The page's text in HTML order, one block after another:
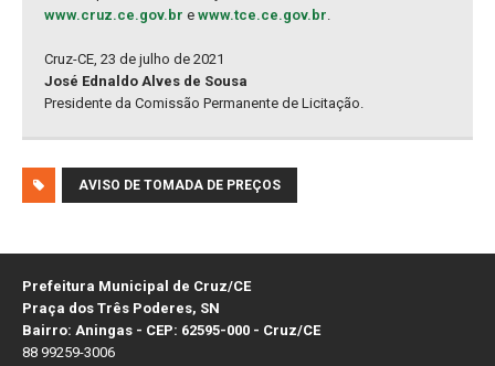
www.cruz.ce.gov.br e www.tce.ce.gov.br.
Cruz-CE, 23 de julho de 2021
José Ednaldo Alves de Sousa
Presidente da Comissão Permanente de Licitação.
AVISO DE TOMADA DE PREÇOS
Prefeitura Municipal de Cruz/CE
Praça dos Três Poderes, SN
Bairro: Aningas - CEP: 62595-000 - Cruz/CE
88 99259-3006